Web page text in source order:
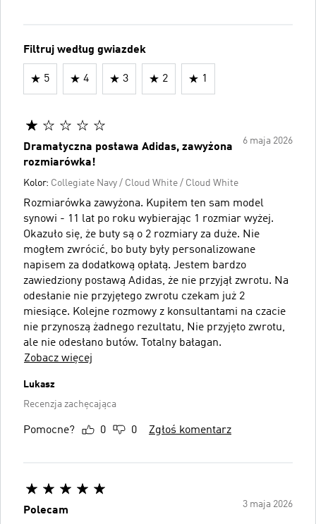
Filtruj według gwiazdek
5 4 3 2 1
6 maja 2026
Dramatyczna postawa Adidas, zawyżona
rozmiarówka!
Kolor: Collegiate Navy / Cloud White / Cloud White
Rozmiarówka zawyżona. Kupiłem ten sam model
synowi - 11 lat po roku wybierając 1 rozmiar wyżej.
Okazuło się, że buty są o 2 rozmiary za duże. Nie
mogłem zwrócić, bo buty były personalizowane
napisem za dodatkową opłatą. Jestem bardzo
zawiedziony postawą Adidas, że nie przyjął zwrotu. Na
odesłanie nie przyjętego zwrotu czekam już 2
miesiące. Kolejne rozmowy z konsultantami na czacie
nie przynoszą żadnego rezultatu, Nie przyjęto zwrotu,
ale nie odesłano butów. Totalny bałagan.
Zobacz więcej
Lukasz
Recenzja zachęcająca
Pomocne? 0 0 Zgłoś komentarz
3 maja 2026
Polecam